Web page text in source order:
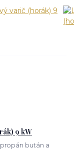
9 kW
bután a